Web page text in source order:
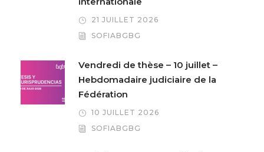
21 JUILLET 2026
SOFIABGBG
Vendredi de thèse – 10 juillet –
Hebdomadaire judiciaire de la
Fédération
10 JUILLET 2026
SOFIABGBG